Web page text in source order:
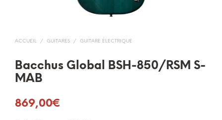
ACCUEIL / GUITARES / GUITARE ÉLECTRIQUE
Bacchus Global BSH-850/RSM S-
MAB
869,00€